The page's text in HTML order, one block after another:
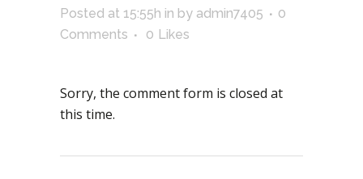
Posted at 15:55h in by admin7405
0
Comments
0 Likes
Sorry, the comment form is closed at
this time.